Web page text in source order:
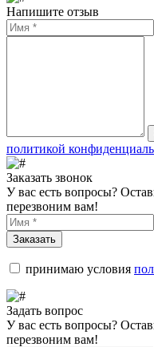
Напишите отзыв
политикой
Заказать звонок
У вас есть вопросы?
перезвоним вам!
Заказать
принимаю условия
Задать вопрос
У вас есть вопросы?
перезвоним вам!